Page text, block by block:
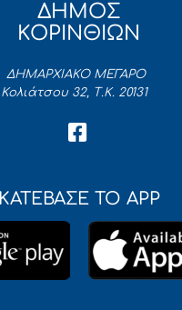
ΔΗΜΟΣ
ΚΟΡΙΝΘΙΩΝ
ΔΗΜΑΡΧΙΑΚΟ ΜΕΓΑΡΟ
Κολιάτσου 32, Τ.Κ. 20131
ΚΑΤΕΒΑΣΕ ΤΟ APP